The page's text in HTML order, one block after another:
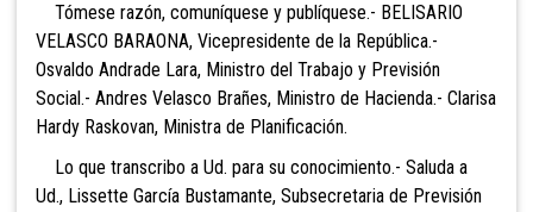
Tómese razón, comuníquese y publíquese.- BELISARIO
VELASCO BARAONA, Vicepresidente de la República.-
Osvaldo Andrade Lara, Ministro del Trabajo y Previsión
Social.- Andres Velasco Brañes, Ministro de Hacienda.- Clarisa
Hardy Raskovan, Ministra de Planificación.
Lo que transcribo a Ud. para su conocimiento.- Saluda a
Ud., Lissette García Bustamante, Subsecretaria de Previsión